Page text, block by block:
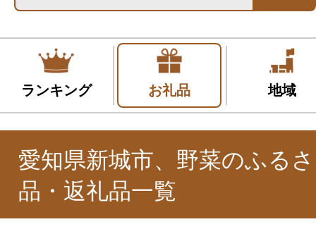
ランキング お礼品 地域
愛知県新城市、野菜のふる
品・返礼品一覧